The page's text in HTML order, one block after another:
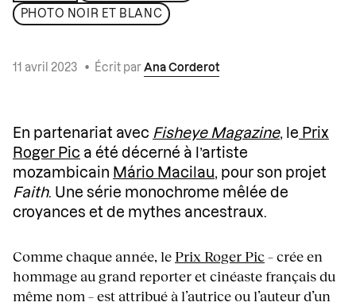
PHOTO NOIR ET BLANC
11 avril 2023 • Écrit par Ana Corderot
En partenariat avec Fisheye Magazine, le Prix
Roger Pic a été décerné à l’artiste
mozambicain Mário Macilau, pour son projet
Faith. Une série monochrome mêlée de
croyances et de mythes ancestraux.
Comme chaque année, le Prix Roger Pic– crée en
hommage au grand reporter et cinéaste français du
même nom – est attribué à l’autrice ou l’auteur d’un